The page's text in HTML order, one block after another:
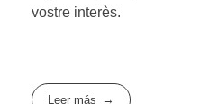
vostre interès.
Leer más